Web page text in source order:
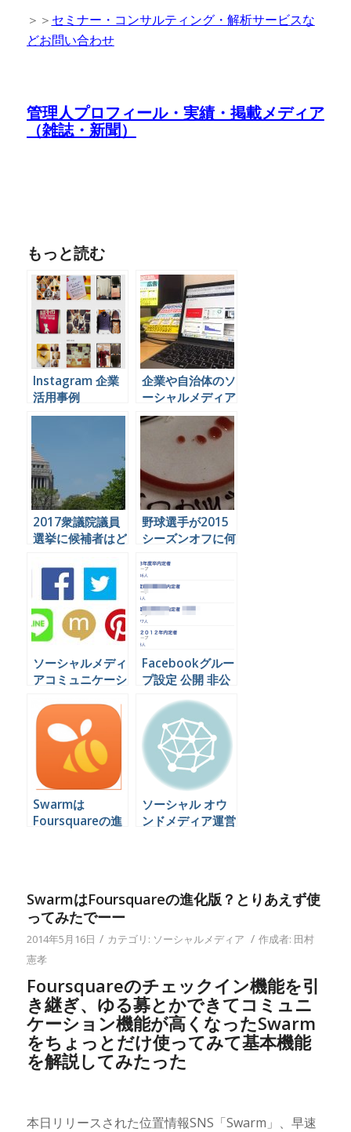
＞＞ セミナー・コンサルティング・解析サービスな
どお問い合わせ
管理人プロフィール・実績・掲載メディア
（雑誌・新聞）
もっと読む
Instagram 企業
活用事例
企業や自治体のソ
ーシャルメディア
担当者さんに書籍
をあげようとおも
いました。 #ソー
2017衆議院議員
選挙に候補者はど
ィアを運用すれば
良いのか
野球選手が2015
シーズンオフに何
Twitterで見てみ
よう
ソーシャルメディ
アコミュニケーシ
できる会社は日本
にほとんど無いら
しい。
Facebookグルー
プ設定 公開 非公
開 秘密の違いと
は
Swarmは
Foursquareの進
ソーシャル オウ
ンドメディア運営
SwarmはFoursquareの進化版？とりあえず使
ってみたでーー
2014年5月16日 / カテゴリ: ソーシャルメディア / 作成者: 田村
憲孝
Foursquareのチェックイン機能を引
き継ぎ、ゆる募とかできてコミュニ
ケーション機能が高くなったSwarm
をちょっとだけ使ってみて基本機能
を解説してみたった
本日リリースされた位置情報SNS「Swarm」、早速